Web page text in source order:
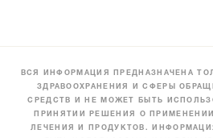
ВСЯ ИНФОРМАЦИЯ ПРЕДНАЗНАЧЕНА
ЗДРАВООХРАНЕНИЯ И СФЕРЫ
СРЕДСТВ И НЕ МОЖЕТ БЫТЬ
ПРИНЯТИИ РЕШЕНИЯ О
ЛЕЧЕНИЯ И ПРОДУКТОВ.